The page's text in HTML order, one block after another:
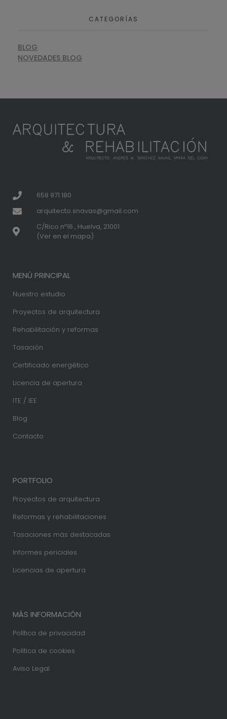
CATEGORÍAS
BLOG
NOVEDADES BLOG
658 971 180
arquitecto.snavas@gmail.com
C/Rico nº16 , Huelva, 21001
(Ver en el mapa)
MENÚ PRINCIPAL
Nuestro estudio
Proyectos de arquitectura
Rehabilitación y reformas
Tasación
Certificado energético
Licencia de apertura
ITE / IEE
Blog
Contacto
PORTFOLIO
Proyectos de arquitectura
Reformas y rehabilitaciones
Tasaciones más destacadas
Informes periciales
Licencias de apertura
MÁS INFORMACIÓN
Política de privacidad
Política de cookies
Aviso Legal